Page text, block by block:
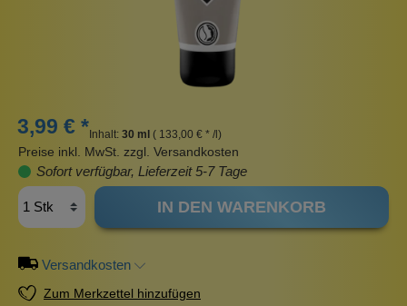
3,99 € * Inhalt: 30 ml ( 133,00 € * /l)
Preise inkl. MwSt. zzgl. Versandkosten
Sofort verfügbar, Lieferzeit 5-7 Tage
IN DEN WARENKORB
Versandkosten
Zum Merkzettel hinzufügen